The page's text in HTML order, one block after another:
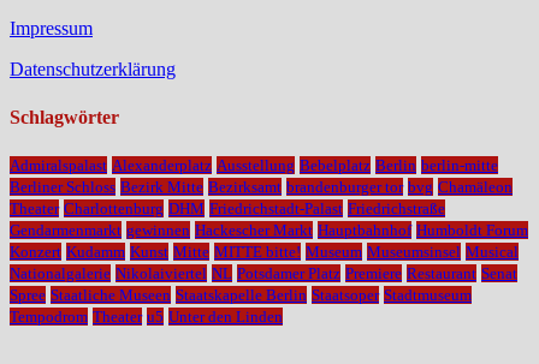
Impressum
Datenschutzerklärung
Schlagwörter
Admiralspalast Alexanderplatz Ausstellung Bebelplatz Berlin berlin-mitte
Berliner Schloss Bezirk Mitte Bezirksamt brandenburger tor bvg Chamäleon
Theater Charlottenburg DHM Friedrichstadt-Palast Friedrichstraße
Gendarmenmarkt gewinnen Hackescher Markt Hauptbahnhof Humboldt Forum
Konzert Kudamm Kunst Mitte MITTE bitte! Museum Museumsinsel Musical
Nationalgalerie Nikolaiviertel NL Potsdamer Platz Premiere Restaurant Senat
Spree Staatliche Museen Staatskapelle Berlin Staatsoper Stadtmuseum
Tempodrom Theater u5 Unter den Linden